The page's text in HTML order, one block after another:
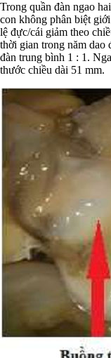
Trong quần đàn ngao
con không phân biệt
lệ đực/cái giảm theo
thời gian trong năm dao
đàn trung bình 1 : 1.
thước chiều dài 51 mm.